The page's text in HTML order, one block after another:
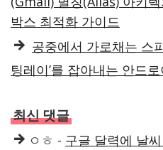
박스 최적화 가이드
공중에서 가로채는 스
팅레이’를 잡아내는 안드
최신 댓글
ㅇㅎ - 구글 달력에 날